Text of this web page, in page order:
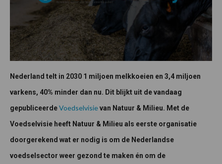
Nederland telt in 2030 1 miljoen melkkoeien en 3,4 miljoen
varkens, 40% minder dan nu. Dit blijkt uit de vandaag
gepubliceerdeVoedselvisievan Natuur & Milieu. Met de
Voedselvisie heeft Natuur & Milieu als eerste organisatie
doorgerekend wat er nodig is om de Nederlandse
voedselsector weer gezond te maken én om de